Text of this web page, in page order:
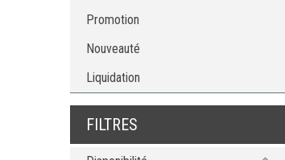
Promotion
Nouveauté
Liquidation
FILTRES